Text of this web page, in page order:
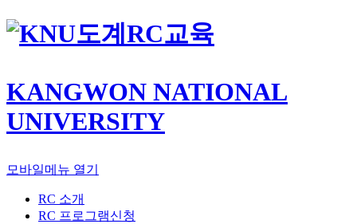
도계RC교육
KANGWON NATIONAL
UNIVERSITY
모바일메뉴 열기
RC 소개
RC 프로그램신청